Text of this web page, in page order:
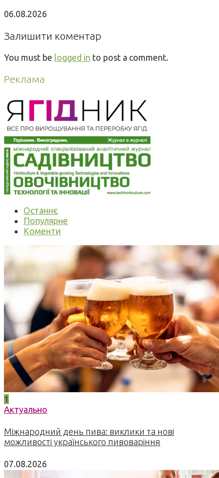
06.08.2026
Залишити коментар
You must be logged in to post a comment.
Реклама
Останнє
Популярне
Коменти
1
Актуально
Міжнародний день пива: виклики та нові
можливості українського пивоваріння
07.08.2026